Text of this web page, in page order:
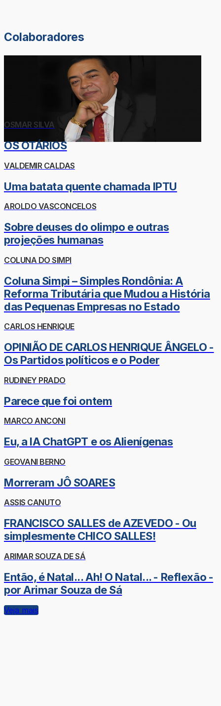
Colaboradores
OSMAR SILVA
OS OTÁRIOS
VALDEMIR CALDAS
Uma batata quente chamada IPTU
AROLDO VASCONCELOS
Sobre deuses do olimpo e outras
projeções humanas
COLUNA DO SIMPI
Coluna Simpi – Simples Rondônia: A
Reforma Tributária que Mudou a História
das Pequenas Empresas no Estado
CARLOS HENRIQUE
OPINIÃO DE CARLOS HENRIQUE ÂNGELO -
Os Partidos políticos e o Poder
RUDINEY PRADO
Parece que foi ontem
MARCO ANCONI
Eu, a IA ChatGPT e os Alienígenas
GEOVANI BERNO
Morreram JÔ SOARES
ASSIS CANUTO
FRANCISCO SALLES de AZEVEDO - Ou
simplesmente CHICO SALLES!
ARIMAR SOUZA DE SÁ
Então, é Natal... Ah! O Natal... - Reflexão -
por Arimar Souza de Sá
Veja mais